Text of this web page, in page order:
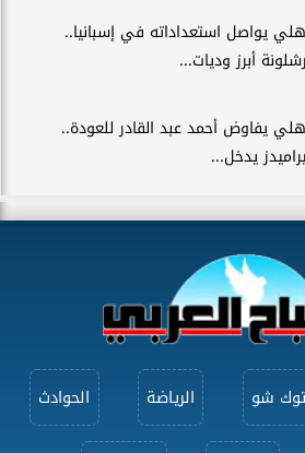
يواصل استعداداته في إسبانيا..
أبرز وديات...
يفاوض أحمد عبد القادر للعودة..
يدخل...
شو الرياضة الحوادث